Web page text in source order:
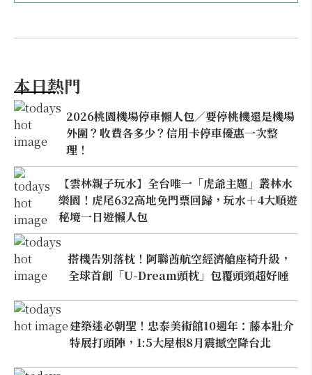
本日熱門
2026桃園機場停車懶人包／要停桃機還是機場
外圍？收費各多少？信用卡停車優惠一次整
理！
【雲林親子玩水】全台唯一「虎爺主題」叢林水
樂園！虎尾632高地免門票回歸，玩水＋4大順遊
秘境一日遊懶人包
搭機告別落枕！阿聯酋航空經濟艙座椅升級，
全球首創「U-Dream頭枕」包覆頭頸超好睡
建築迷必朝聖！忠泰美術館10週年：藤本壯介
特展打頭陣，1:5大屋根8月震撼空降台北